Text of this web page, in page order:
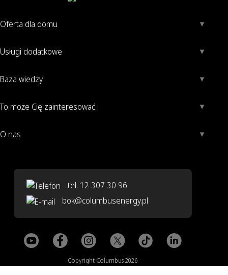
Oferta dla domu
Usługi dodatkowe
Baza wiedzy
To może Cię zainteresować
O nas
tel. 12 307 30 96
bok@columbusenergy.pl
Copyright Columbus 2026